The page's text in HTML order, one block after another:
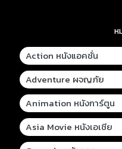
ห
Action หนังแอคชั่น
Adventure ผจญภัย
Animation หนังการ์ตูน
Asia Movie หนังเอเชีย